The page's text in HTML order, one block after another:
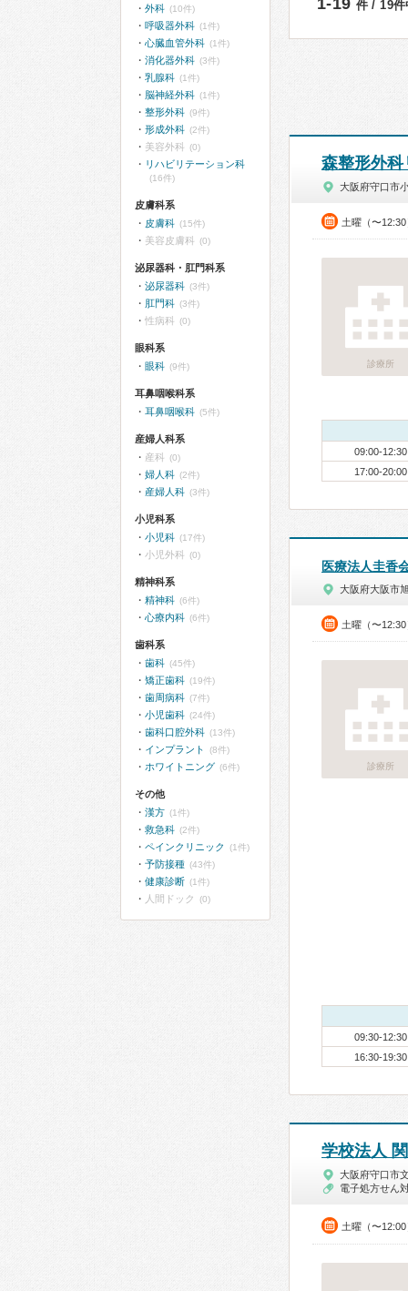
1-19 件 / 19件
森整形外
大阪府守口市
土曜（〜12:30
診療所
09:00-12:30
17:00-20:00
医療法人圭香
大阪府大阪市
土曜（〜12:30
診療所
09:30-12:30
16:30-19:30
学校法人
大阪府守口市
電子処方せん
土曜（〜12:00
外科 (10件)
呼吸器外科 (1件)
心臓血管外科 (1件)
消化器外科 (3件)
乳腺科 (1件)
脳神経外科 (1件)
整形外科 (9件)
形成外科 (2件)
美容外科 (0)
リハビリテーション科
(16件)
皮膚科系
皮膚科 (15件)
美容皮膚科 (0)
泌尿器科・肛門科系
泌尿器科 (3件)
肛門科 (3件)
性病科 (0)
眼科系
眼科 (9件)
耳鼻咽喉科系
耳鼻咽喉科 (5件)
産婦人科系
産科 (0)
婦人科 (2件)
産婦人科 (3件)
小児科系
小児科 (17件)
小児外科 (0)
精神科系
精神科 (6件)
心療内科 (6件)
歯科系
歯科 (45件)
矯正歯科 (19件)
歯周病科 (7件)
小児歯科 (24件)
歯科口腔外科 (13件)
インプラント (8件)
ホワイトニング (6件)
その他
漢方 (1件)
救急科 (2件)
ペインクリニック (1件)
予防接種 (43件)
健康診断 (1件)
人間ドック (0)